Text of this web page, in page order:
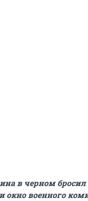
в черном бросил
военного